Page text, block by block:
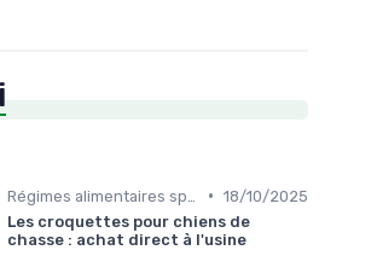
• 18/10/2025
Les croquettes pour chiens de
chasse : achat direct à l'usine